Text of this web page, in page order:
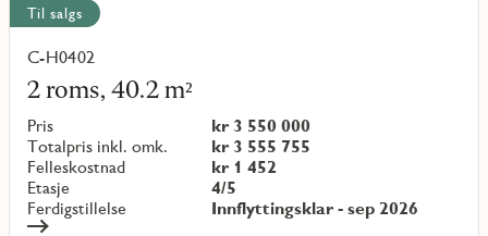
Til salgs
C-H0402
2 roms, 40.2 m²
Pris
kr 3 550 000
Totalpris inkl. omk.
kr 3 555 755
Felleskostnad
kr 1 452
Etasje
4/5
Ferdigstillelse
Innflyttingsklar - sep 2026
Les
mer
om
objekt
{objectNumber}